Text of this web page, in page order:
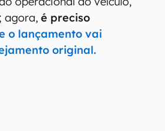
agora, é preciso
o lançamento vai
original.